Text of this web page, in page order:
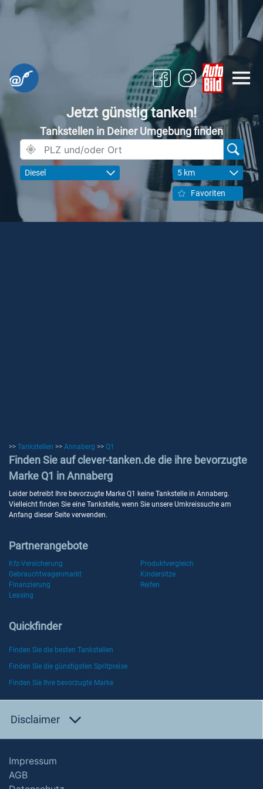
Jetzt günstig tanken!
Tankstellen in Deiner Umgebung finden
Diesel 5 km
Favoriten
>> Tankstellen >> Annaberg >> Q1
Finden Sie auf clever-tanken.de die ihre bevorzugte
Marke Q1 in Annaberg
Leider betreibt Ihre bevorzugte Marke Q1 keine Tankstelle in Annaberg.
Vielleicht finden Sie eine Tankstelle, wenn Sie unsere Umkreissuche am
Anfang dieser Seite verwenden.
Partnerangebote
Kfz-Versicherung
Produktvergleich
Gebrauchtwagenmarkt
Kindersitze
Finanzierung
Reifen
Leasing
Quickfinder
Finden Sie die besten Tankstellen
Finden Sie die günstigsten Spritpreise
Finden Sie Ihre bevorzugte Marke
Disclaimer
Impressum
AGB